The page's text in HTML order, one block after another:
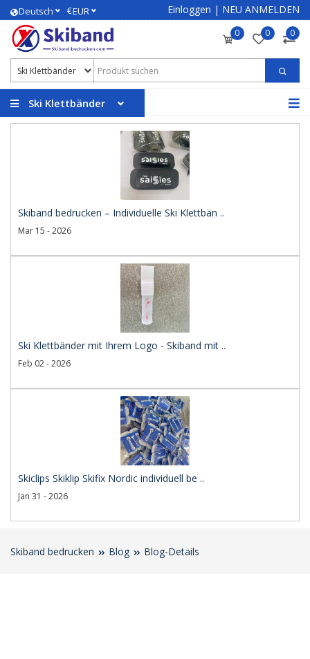
Deutsch €EUR Einloggen | NEU ANMELDEN
0 0 0
Ski Klettbänder
Skiband bedrucken – Individuelle Ski Klettbän ..
Mar 15 - 2026
Ski Klettbänder mit Ihrem Logo - Skiband mit ..
Feb 02 - 2026
Skiclips Skiklip Skifix Nordic individuell be ..
Jan 31 - 2026
Skiband bedrucken Blog Blog-Details